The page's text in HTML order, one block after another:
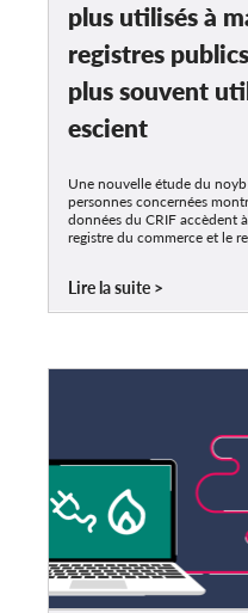
plus utilisés à
registres
plus souvent
escient
Une nouvelle étude du
personnes concernées
données du CRIF accèdent
registre du commerce et le
Lire la suite